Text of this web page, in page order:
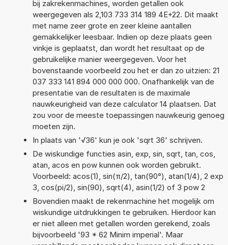
bij zakrekenmachines, worden getallen ook
weergegeven als 2,103 733 314 189 4E+22. Dit maakt
met name zeer grote en zeer kleine aantallen
gemakkelijker leesbaar. Indien op deze plaats geen
vinkje is geplaatst, dan wordt het resultaat op de
gebruikelijke manier weergegeven. Voor het
bovenstaande voorbeeld zou het er dan zo uitzien: 21
037 333 141 894 000 000 000. Onafhankelijk van de
presentatie van de resultaten is de maximale
nauwkeurigheid van deze calculator 14 plaatsen. Dat
zou voor de meeste toepassingen nauwkeurig genoeg
moeten zijn.
In plaats van '√36' kun je ook 'sqrt 36' schrijven.
De wiskundige functies asin, exp, sin, sqrt, tan, cos,
atan, acos en pow kunnen ook worden gebruikt.
Voorbeeld: acos(1), sin(π/2), tan(90°), atan(1/4), 2 exp
3, cos(pi/2), sin(90), sqrt(4), asin(1/2) of 3 pow 2
Bovendien maakt de rekenmachine het mogelijk om
wiskundige uitdrukkingen te gebruiken. Hierdoor kan
er niet alleen met getallen worden gerekend, zoals
bijvoorbeeld '93 * 62 Minim imperial'. Maar